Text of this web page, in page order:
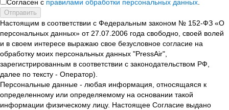
Согласен с правилами обработки персональных данных
Отправить
Настоящим в соответствии с Федеральным законом № 152-ФЗ «О
персональных данных» от 27.07.2006 года свободно, своей волей
и в своем интересе выражаю свое безусловное согласие на
обработку моих персональных данных "PressAir",
зарегистрированным в соответствии с законодательством РФ,
далее по тексту - Оператор).
Персональные данные - любая информация, относящаяся к
определенному или определяемому на основании такой
информации физическому лицу. Настоящее Согласие выдано